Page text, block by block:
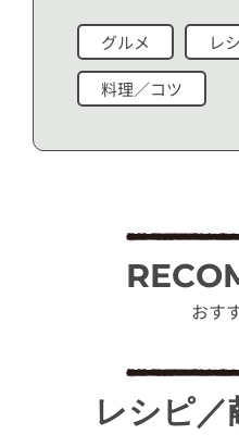
グルメ レ
料理／コツ
おす
レシピ